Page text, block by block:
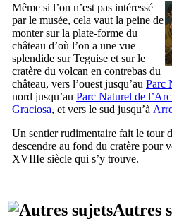
Même si l’on n’est pas intéressé
par le musée, cela vaut la peine de
monter sur la plate-forme du
château d’où l’on a une vue
splendide surTeguise et sur le
cratère du volcan en contrebas du
château, vers l’ouest jusqu’au Parc
nord jusqu’au Parc Naturel de
Graciosa, et vers le sud jusqu’à
Un sentier rudimentaire fait le tour
descendre au fond du cratère pour
XVIIIe siècle qui s’y trouve.
Autres